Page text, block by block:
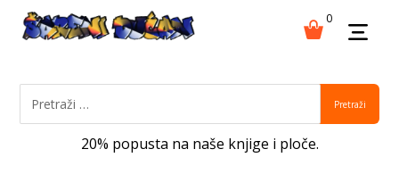
0
Pretraži
20% popusta na naše knjige i ploče.